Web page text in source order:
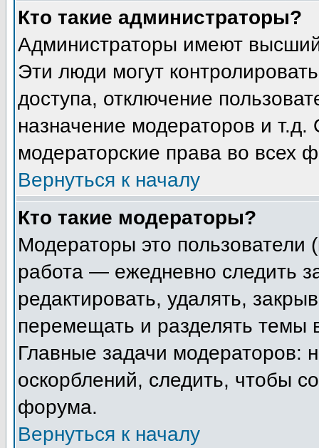
Кто такие администраторы?
Администраторы имеют
Эти люди могут
доступа, отключение
назначение модераторов и
модераторские права во всех
Вернуться к началу
Кто такие модераторы?
Модераторы это пользователи
работа — ежедневно следить
редактировать, удалять,
перемещать и разделять темы
Главные задачи модераторов:
оскорблений, следить, чтобы
форума.
Вернуться к началу